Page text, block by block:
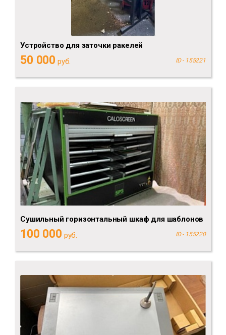
Устройство для заточки ракелей
50 000 руб. ID - 155221
Сушильный горизонтальный шкаф для шаблонов
100 000 руб. ID - 155220